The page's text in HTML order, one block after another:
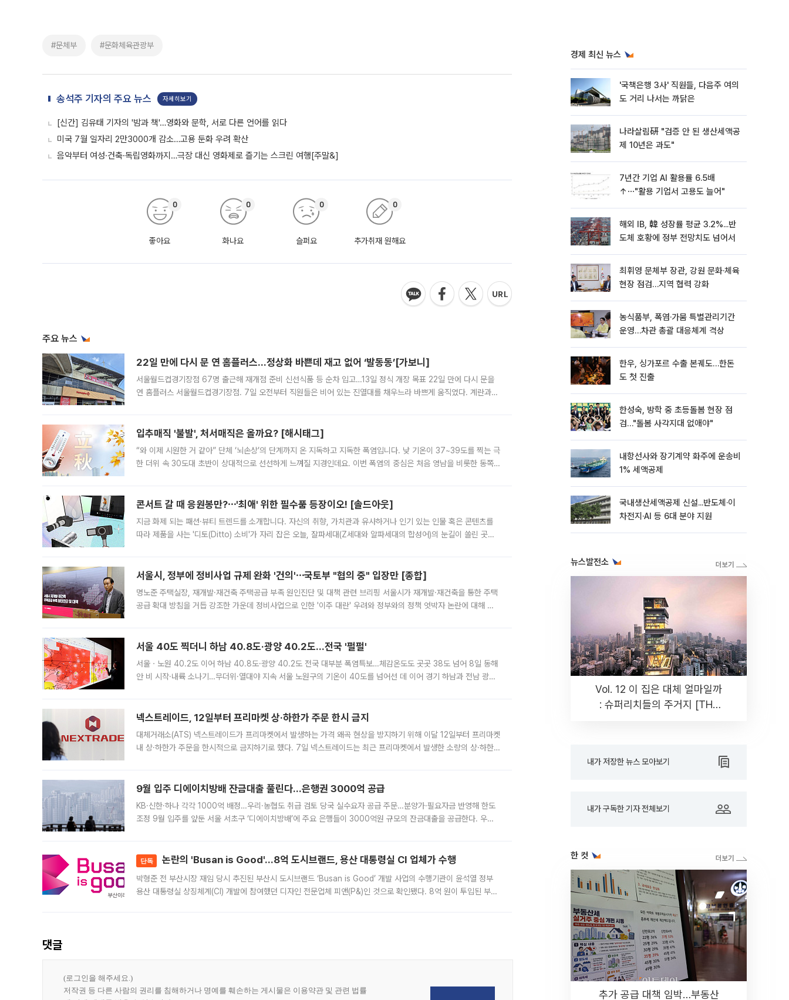
#문체부 #문화체육관광부
송석주 기자의 주요 뉴스 자세히보기
[신간] 김유태 기자의 '밤과 책'…영화와 문학, 서로 다른 언어를 읽다
미국 7월 일자리 2만3000개 감소…고용 둔화 우려 확산
음악부터 여성·건축·독립영화까지…극장 대신 영화제로 즐기는 스크린 여행[주말&]
좋아요
0
화나요
0
슬퍼요
0
추가취재 원해요
0
주요 뉴스
22일 만에 다시 문 연 홈플러스…정상화 바쁜데 재고 없어 ‘발동동’[가보니]
서울월드컵경기장점 67명 출근해 재개점 준비 신선식품 등 순차 입고…13일 정식 개장 목표 22일 만에 다시 문을
연 홈플러스 서울월드컵경기장점. 7일 오전부터 직원들은 비어 있는 진열대를 채우느라 바쁘게 움직였다. 계란과
입추매직 '불발', 처서매직은 올까요? [해시태그]
“와 이제 시원한 거 같아” 단체 ‘뇌손상’의 단계까지 온 지독하고 지독한 폭염입니다. 낮 기온이 37~39도를 찍는 극
한 더위 속 30도대 초반이 상대적으로 선선하게 느껴질 지경인데요. 이번 폭염의 중심은 처음 영남을 비롯한 동쪽
콘서트 갈 때 응원봉만?⋯'최애' 위한 필수품 등장이오! [솔드아웃]
지금 화제 되는 패션·뷰티 트렌드를 소개합니다. 자신의 취향, 가치관과 유사하거나 인기 있는 인물 혹은 콘텐츠를
따라 제품을 사는 '디토(Ditto) 소비'가 자리 잡은 오늘, 잘파세대(Z세대와 알파세대의 합성어)의 눈길이 쏠린 곳은
서울시, 정부에 정비사업 규제 완화 '건의'⋯국토부 "협의 중" 입장만 [종합]
명노준 주택실장, 재개발·재건축 주택공급 부족 원인진단 및 대책 관련 브리핑 서울시가 재개발·재건축을 통한 주택
공급 확대 방침을 거듭 강조한 가운데 정비사업으로 인한 '이주 대란' 우려와 정부와의 정책 엇박자 논란에 대해 정
서울 40도 찍더니 하남 40.8도·광양 40.2도…전국 '펄펄'
서울ㆍ노원 40.2도 이어 하남 40.8도·광양 40.2도 전국 대부분 폭염특보…체감온도도 곳곳 38도 넘어 8일 동해
안 비 시작·내륙 소나기…무더위·열대야 지속 서울 노원구의 기온이 40도를 넘어선 데 이어 경기 하남과 전남 광양
넥스트레이드, 12일부터 프리마켓 상·하한가 주문 한시 금지
대체거래소(ATS) 넥스트레이드가 프리마켓에서 발생하는 가격 왜곡 현상을 방지하기 위해 이달 12일부터 프리마켓
내 상·하한가 주문을 한시적으로 금지하기로 했다. 7일 넥스트레이드는 최근 프리마켓에서 발생한 소량의 상·하한
9월 입주 디에이치방배 잔금대출 풀린다…은행권 3000억 공급
KB·신한·하나 각각 1000억 배정…우리·농협도 취급 검토 당국 실수요자 공급 주문…분양가·필요자금 반영해 한도
조정 9월 입주를 앞둔 서울 서초구 ‘디에이치방배’에 주요 은행들이 3000억원 규모의 잔금대출을 공급한다. 우리
단독 논란의 'Busan is Good'…8억 도시브랜드, 용산 대통령실 CI 업체가 수행
박형준 전 부산시장 재임 당시 추진된 부산시 도시브랜드 ‘Busan is Good’ 개발 사업의 수행기관이 윤석열 정부
용산 대통령실 상징체계(CI) 개발에 참여했던 디자인 전문업체 피앤(P&)인 것으로 확인됐다. 8억 원이 투입된 부산
댓글
경제 최신 뉴스
'국책은행 3사' 직원들, 다음주 여의
도 거리 나서는 까닭은
나라살림硏 "검증 안 된 생산세액공
제 10년은 과도"
7년간 기업 AI 활용률 6.5배
↑⋯"활용 기업서 고용도 늘어"
해외 IB, 韓 성장률 평균 3.2%...반
도체 호황에 정부 전망치도 넘어서
최휘영 문체부 장관, 강원 문화·체육
현장 점검…지역 협력 강화
농식품부, 폭염·가뭄 특별관리기간
운영…차관 총괄 대응체계 격상
한우, 싱가포르 수출 본궤도…한돈
도 첫 진출
한성숙, 방학 중 초등돌봄 현장 점
검…"돌봄 사각지대 없애야"
내항선사와 장기계약 화주에 운송비
1% 세액공제
국내생산세액공제 신설...반도체·이
차전지·AI 등 6대 분야 지원
뉴스발전소
Vol. 12 이 집은 대체 얼마일까
: 슈퍼리치들의 주거지 [THE
내가 저장한 뉴스 모아보기
내가 구독한 기자 전체보기
한 컷
추가 공급 대책 임박…부동산